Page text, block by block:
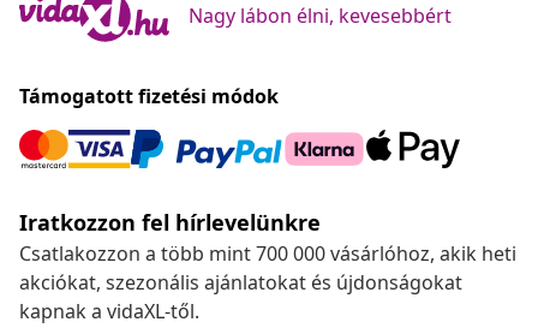
Nagy lábon élni, kevesebbért
Támogatott fizetési módok
Iratkozzon fel hírlevelünkre
Csatlakozzon a több mint 700 000 vásárlóhoz, akik heti
akciókat, szezonális ajánlatokat és újdonságokat
kapnak a vidaXL-től.